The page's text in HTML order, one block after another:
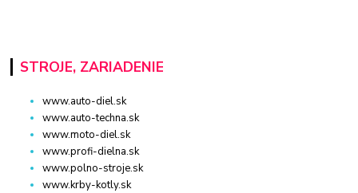
STROJE, ZARIADENIE
www.auto-diel.sk
www.auto-techna.sk
www.moto-diel.sk
www.profi-dielna.sk
www.polno-stroje.sk
www.krby-kotly.sk